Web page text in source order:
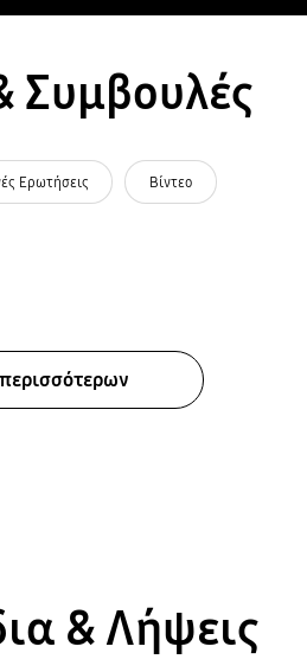
Συμβουλές
Ερωτήσεις Βίντεο
& Λήψεις